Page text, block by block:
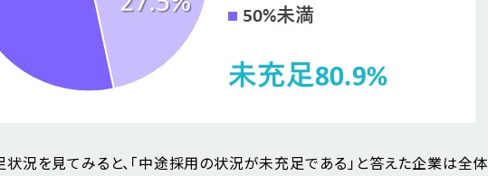
況を見てみると、「中途採用の状況が未充足である」と答えた企業は全体